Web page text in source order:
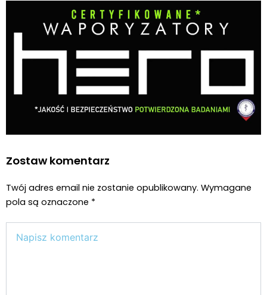
Zostaw komentarz
Twój adres email nie zostanie opublikowany. Wymagane
pola są oznaczone *
tutaj..